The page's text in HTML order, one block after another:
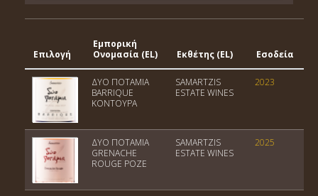
Επιλογή
Εμπορική
Ονομασία (EL)
Εκθέτης (EL) Εσοδεία
ΔΥΟ ΠΟΤΑΜΙΑ
BARRIQUE
ΚΟΝΤΟΥΡΑ
SAMARTZIS
ESTATE WINES
2023
ΔΥΟ ΠΟΤΑΜΙΑ
GRENACHE
ROUGE ΡΟΖΕ
SAMARTZIS
ESTATE WINES
2025